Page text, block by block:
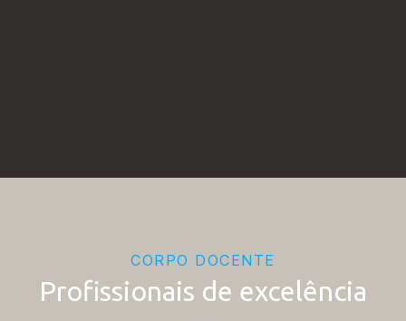
CORPO DOCENTE
Profissionais de excelência